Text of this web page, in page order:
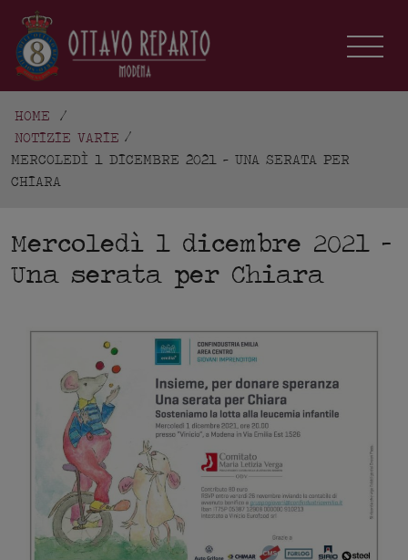
HOME
/
NOTIZIE VARIE
MERCOLEDÌ 1 DICEMBRE 2021 - UNA SERATA PER
CHIARA
Mercoledì 1 dicembre 2021 –
Una serata per Chiara